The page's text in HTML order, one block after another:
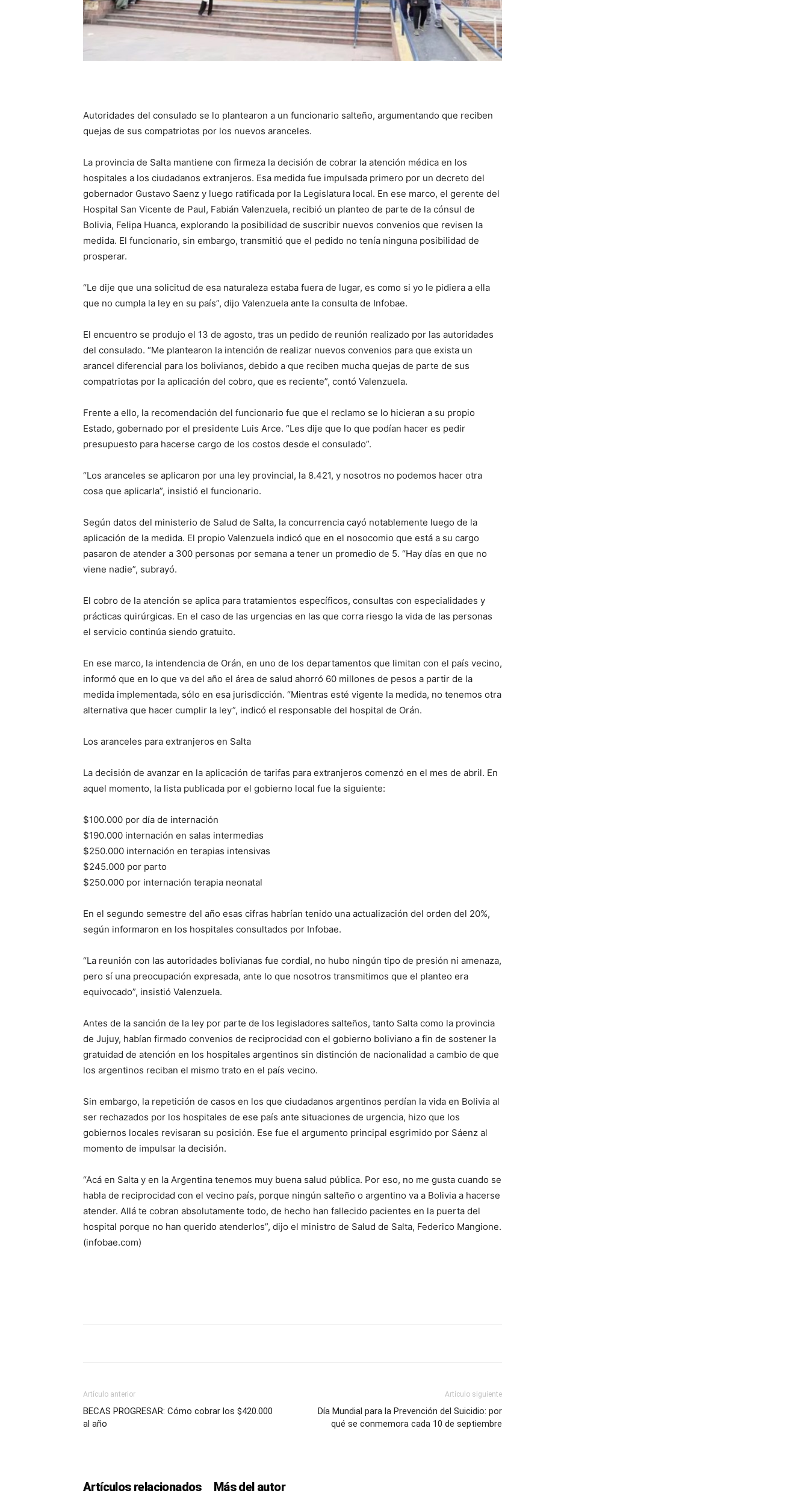
Verdad
lo
que
se
Autoridades del consulado se lo plantearon a un funcionario salteño, argumentando que reciben
quejas de sus compatriotas por los nuevos aranceles.
La provincia de Salta mantiene con firmeza la decisión de cobrar la atención médica en los
hospitales a los ciudadanos extranjeros. Esa medida fue impulsada primero por un decreto del
gobernador Gustavo Saenz y luego ratificada por la Legislatura local. En ese marco, el gerente del
Hospital San Vicente de Paul, Fabián Valenzuela, recibió un planteo de parte de la cónsul de
Bolivia, Felipa Huanca, explorando la posibilidad de suscribir nuevos convenios que revisen la
medida. El funcionario, sin embargo, transmitió que el pedido no tenía ninguna posibilidad de
prosperar.
“Le dije que una solicitud de esa naturaleza estaba fuera de lugar, es como si yo le pidiera a ella
que no cumpla la ley en su país”, dijo Valenzuela ante la consulta de Infobae.
El encuentro se produjo el 13 de agosto, tras un pedido de reunión realizado por las autoridades
del consulado. “Me plantearon la intención de realizar nuevos convenios para que exista un
arancel diferencial para los bolivianos, debido a que reciben mucha quejas de parte de sus
compatriotas por la aplicación del cobro, que es reciente”, contó Valenzuela.
Frente a ello, la recomendación del funcionario fue que el reclamo se lo hicieran a su propio
Estado, gobernado por el presidente Luis Arce. “Les dije que lo que podían hacer es pedir
presupuesto para hacerse cargo de los costos desde el consulado”.
“Los aranceles se aplicaron por una ley provincial, la 8.421, y nosotros no podemos hacer otra
cosa que aplicarla”, insistió el funcionario.
Según datos del ministerio de Salud de Salta, la concurrencia cayó notablemente luego de la
aplicación de la medida. El propio Valenzuela indicó que en el nosocomio que está a su cargo
pasaron de atender a 300 personas por semana a tener un promedio de 5. “Hay días en que no
viene nadie”, subrayó.
El cobro de la atención se aplica para tratamientos específicos, consultas con especialidades y
prácticas quirúrgicas. En el caso de las urgencias en las que corra riesgo la vida de las personas
el servicio continúa siendo gratuito.
En ese marco, la intendencia de Orán, en uno de los departamentos que limitan con el país vecino,
informó que en lo que va del año el área de salud ahorró 60 millones de pesos a partir de la
medida implementada, sólo en esa jurisdicción. “Mientras esté vigente la medida, no tenemos otra
alternativa que hacer cumplir la ley”, indicó el responsable del hospital de Orán.
Los aranceles para extranjeros en Salta
La decisión de avanzar en la aplicación de tarifas para extranjeros comenzó en el mes de abril. En
aquel momento, la lista publicada por el gobierno local fue la siguiente:
$100.000 por día de internación
$190.000 internación en salas intermedias
$250.000 internación en terapias intensivas
$245.000 por parto
$250.000 por internación terapia neonatal
En el segundo semestre del año esas cifras habrían tenido una actualización del orden del 20%,
según informaron en los hospitales consultados por Infobae.
“La reunión con las autoridades bolivianas fue cordial, no hubo ningún tipo de presión ni amenaza,
pero sí una preocupación expresada, ante lo que nosotros transmitimos que el planteo era
equivocado”, insistió Valenzuela.
Antes de la sanción de la ley por parte de los legisladores salteños, tanto Salta como la provincia
de Jujuy, habían firmado convenios de reciprocidad con el gobierno boliviano a fin de sostener la
gratuidad de atención en los hospitales argentinos sin distinción de nacionalidad a cambio de que
los argentinos reciban el mismo trato en el país vecino.
Sin embargo, la repetición de casos en los que ciudadanos argentinos perdían la vida en Bolivia al
ser rechazados por los hospitales de ese país ante situaciones de urgencia, hizo que los
gobiernos locales revisaran su posición. Ese fue el argumento principal esgrimido por Sáenz al
momento de impulsar la decisión.
“Acá en Salta y en la Argentina tenemos muy buena salud pública. Por eso, no me gusta cuando se
habla de reciprocidad con el vecino país, porque ningún salteño o argentino va a Bolivia a hacerse
atender. Allá te cobran absolutamente todo, de hecho han fallecido pacientes en la puerta del
hospital porque no han querido atenderlos”, dijo el ministro de Salud de Salta, Federico Mangione.
(infobae.com)
Artículo anterior
BECAS PROGRESAR: Cómo cobrar los $420.000
al año
Artículo siguiente
Día Mundial para la Prevención del Suicidio: por
qué se conmemora cada 10 de septiembre
Artículos relacionados Más del autor